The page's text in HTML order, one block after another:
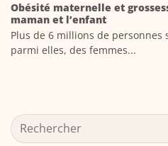
Obésité maternelle et
maman et l’enfant
Plus de 6 millions de personnes
parmi elles, des femmes...